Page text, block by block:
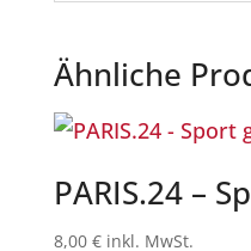
Ähnliche
PARIS.24 –
8,00 € inkl. MwSt.